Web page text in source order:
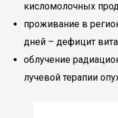
кисломолочных
проживание в
дней – дефицит
облучение
лучевой терапии